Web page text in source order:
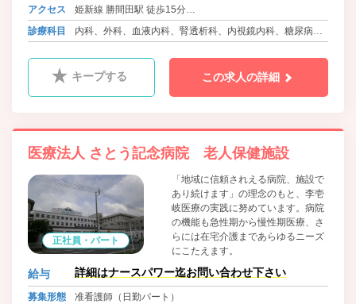
アクセス
姫新線 勝間田駅 徒歩15分
バス 勝央町ふれあいバス さとう記念病院前
診療科目
内科、外科、血液内科、腎透析科、内視鏡内科、糖尿病内
キープする この求人の詳細
医療法人 さとう記念病院 老人保健施設
正社員・パート
「地域に信頼されえる病院、施設で
あり続けます」の理念のもと、李壱
岐医療の実践に努めています。病院
の機能も急性期から慢性期医療、さ
らには在宅介護まであらゆるニーズ
にこたえます。
給与 詳細はナースパワー迄お問い合わせ下さい
募集形態
准看護師（日勤パート）